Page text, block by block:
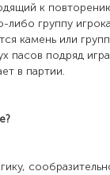
к
группу
камень или
подряд игра
в партии.
?